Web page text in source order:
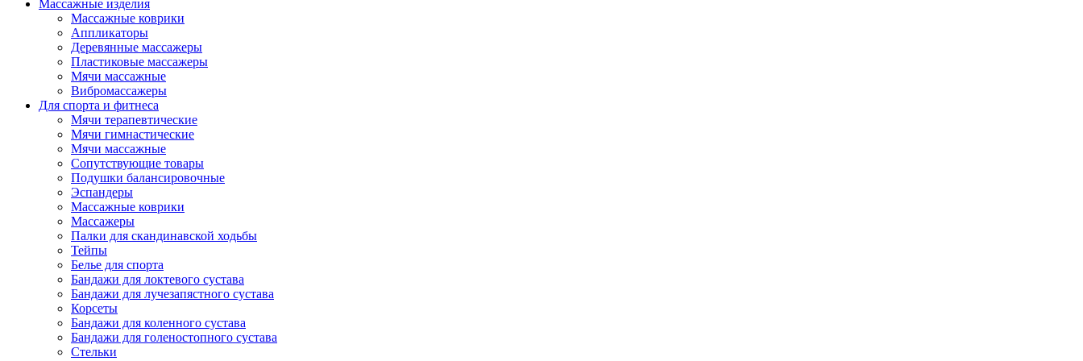
Массажные изделия
Массажные коврики
Аппликаторы
Деревянные массажеры
Пластиковые массажеры
Мячи массажные
Вибромассажеры
Для спорта и фитнеса
Мячи терапевтические
Мячи гимнастические
Мячи массажные
Сопутствующие товары
Подушки балансировочные
Эспандеры
Массажные коврики
Массажеры
Палки для скандинавской ходьбы
Тейпы
Белье для спорта
Бандажи для локтевого сустава
Бандажи для лучезапястного сустава
Корсеты
Бандажи для коленного сустава
Бандажи для голеностопного сустава
Стельки